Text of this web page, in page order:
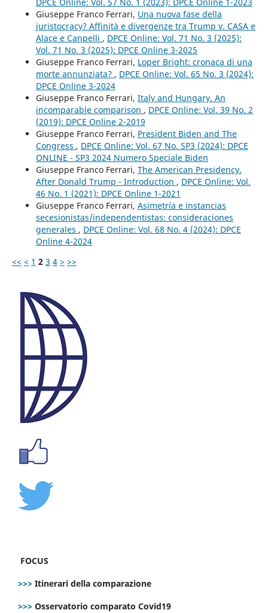
Giuseppe Franco Ferrari, Una nuova fase della
juristocracy? Affinità e divergenze tra Trump v. CASA e
Alace e Canpelli , DPCE Online: Vol. 71 No. 3 (2025):
Vol. 71 No. 3 (2025): DPCE Online 3-2025
Giuseppe Franco Ferrari, Loper Bright: cronaca di una
morte annunziata? , DPCE Online: Vol. 65 No. 3 (2024):
DPCE Online 3-2024
Giuseppe Franco Ferrari, Italy and Hungary. An
incomparable comparison , DPCE Online: Vol. 39 No. 2
(2019): DPCE Online 2-2019
Giuseppe Franco Ferrari, President Biden and The
Congress , DPCE Online: Vol. 67 No. SP3 (2024): DPCE
ONLINE - SP3 2024 Numero Speciale Biden
Giuseppe Franco Ferrari, The American Presidency.
After Donald Trump - Introduction , DPCE Online: Vol.
46 No. 1 (2021): DPCE Online 1-2021
Giuseppe Franco Ferrari, Asimetría e instancias
secesionistas/independentistas: consideraciones
generales , DPCE Online: Vol. 68 No. 4 (2024): DPCE
Online 4-2024
<< < 1 2 3 4 > >>
FOCUS
>>> Itinerari della comparazione
>>> Osservatorio comparato Covid19